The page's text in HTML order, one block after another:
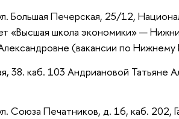
Большая Печерская, 25/12,
«Высшая школа экономики» —
(вакансии по Нижнему
38. каб. 103 Андриановой Татьяне
Союза Печатников, д. 16, каб. 202,